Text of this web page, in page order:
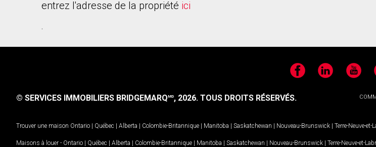
entrez l'adresse de la propriété ici
.
FacebookLinkedIn YouTube
© SERVICES IMMOBILIERS BRIDGEMARQMD, 2026. TOUS DROITS RÉSERVÉS.
Trouver une maison Ontario | Québec | Alberta | Colombie-Britannique | Manitoba | Saskatchewan | Nouveau-Brunswick | Terre-Neuve-et-
Maisons à louer - Ontario | Québec | Alberta | Colombie-Britannique | Manitoba | Saskatchewan | Nouveau-Brunswick | Terre-Neuve-et-